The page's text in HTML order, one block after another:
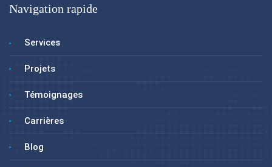
Navigation rapide
Services
Projets
Témoignages
Carrières
Blog